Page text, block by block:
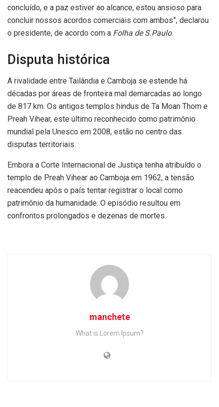
concluído, e a paz estiver ao alcance, estou ansioso para
concluir nossos acordos comerciais com ambos”, declarou
o presidente, de acordo com a Folha de S.Paulo.
Disputa histórica
A rivalidade entre Tailândia e Camboja se estende há
décadas por áreas de fronteira mal demarcadas ao longo
de 817 km. Os antigos templos hindus de Ta Moan Thom e
Preah Vihear, este último reconhecido como patrimônio
mundial pela Unesco em 2008, estão no centro das
disputas territoriais.
Embora a Corte Internacional de Justiça tenha atribuído o
templo de Preah Vihear ao Camboja em 1962, a tensão
reacendeu após o país tentar registrar o local como
patrimônio da humanidade. O episódio resultou em
confrontos prolongados e dezenas de mortes.
manchete
What is Lorem Ipsum?